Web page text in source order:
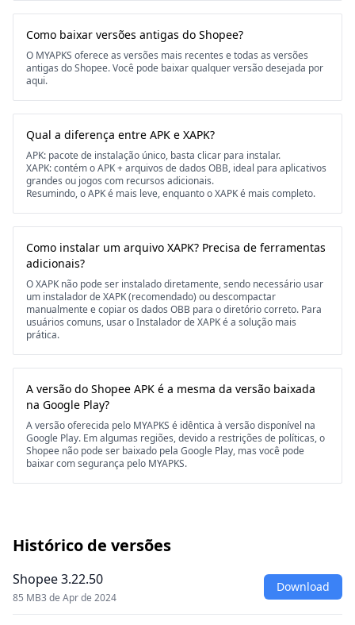
Como baixar versões antigas do Shopee?
O MYAPKS oferece as versões mais recentes e todas as versões
antigas do Shopee. Você pode baixar qualquer versão desejada por
aqui.
Qual a diferença entre APK e XAPK?
APK: pacote de instalação único, basta clicar para instalar.
XAPK: contém o APK + arquivos de dados OBB, ideal para aplicativos
grandes ou jogos com recursos adicionais.
Resumindo, o APK é mais leve, enquanto o XAPK é mais completo.
Como instalar um arquivo XAPK? Precisa de ferramentas
adicionais?
O XAPK não pode ser instalado diretamente, sendo necessário usar
um instalador de XAPK (recomendado) ou descompactar
manualmente e copiar os dados OBB para o diretório correto. Para
usuários comuns, usar o Instalador de XAPK é a solução mais
prática.
A versão do Shopee APK é a mesma da versão baixada
na Google Play?
A versão oferecida pelo MYAPKS é idêntica à versão disponível na
Google Play. Em algumas regiões, devido a restrições de políticas, o
Shopee não pode ser baixado pela Google Play, mas você pode
baixar com segurança pelo MYAPKS.
Histórico de versões
Shopee 3.22.50
85 MB3 de Apr de 2024
Download